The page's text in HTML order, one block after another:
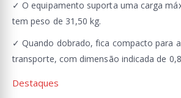
✓ O equipamento suporta uma carga
tem peso de 31,50 kg.
✓ Quando dobrado, fica compacto para
transporte, com dimensão indicada de
Destaques